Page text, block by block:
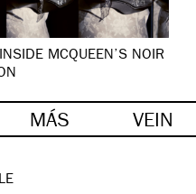
MCQUEEN’S NOIR
MÁS VEIN